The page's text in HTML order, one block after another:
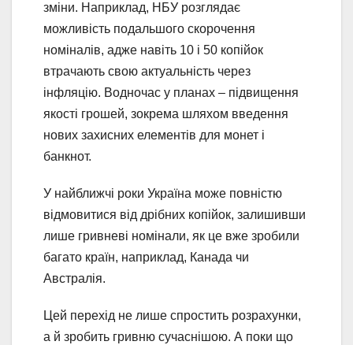
зміни. Наприклад, НБУ розглядає
можливість подальшого скорочення
номіналів, адже навіть 10 і 50 копійок
втрачають свою актуальність через
інфляцію. Водночас у планах – підвищення
якості грошей, зокрема шляхом введення
нових захисних елементів для монет і
банкнот.
У найближчі роки Україна може повністю
відмовитися від дрібних копійок, залишивши
лише гривневі номінали, як це вже зробили
багато країн, наприклад, Канада чи
Австралія.
Цей перехід не лише спростить розрахунки,
а й зробить гривню сучаснішою. А поки що